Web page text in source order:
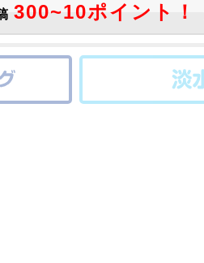
300~10ポイント！